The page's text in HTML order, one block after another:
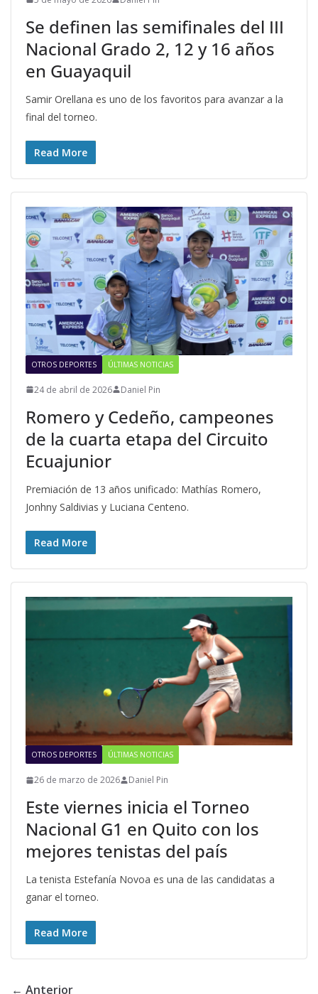
Se definen las semifinales del III
Nacional Grado 2, 12 y 16 años
en Guayaquil
Samir Orellana es uno de los favoritos para avanzar a la
final del torneo.
Read More
OTROS DEPORTES ÚLTIMAS NOTICIAS
24 de abril de 2026 Daniel Pin
Romero y Cedeño, campeones
de la cuarta etapa del Circuito
Ecuajunior
Premiación de 13 años unificado: Mathías Romero,
Jonhny Saldivias y Luciana Centeno.
Read More
OTROS DEPORTES ÚLTIMAS NOTICIAS
26 de marzo de 2026 Daniel Pin
Este viernes inicia el Torneo
Nacional G1 en Quito con los
mejores tenistas del país
La tenista Estefanía Novoa es una de las candidatas a
ganar el torneo.
Read More
← Anterior